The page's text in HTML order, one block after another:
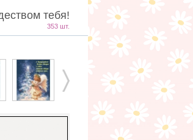
тебя!
353 шт.